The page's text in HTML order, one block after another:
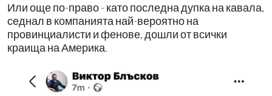
Или още по-право - като последна дупка на кавала,
седнал в компанията най-вероятно на
провинциалисти и фенове, дошли от всички
краища на Америка.